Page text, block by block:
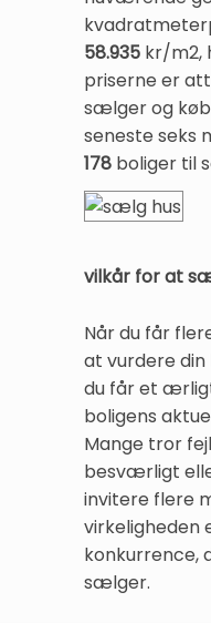
58.935 kr/m2,
priserne er
sælger og
seneste seks
178 boliger til
vilkår for at
Når du får
at vurdere din
du får et
boligens
Mange tror
besværligt
invitere flere
virkeligheden
konkurrence,
sælger.